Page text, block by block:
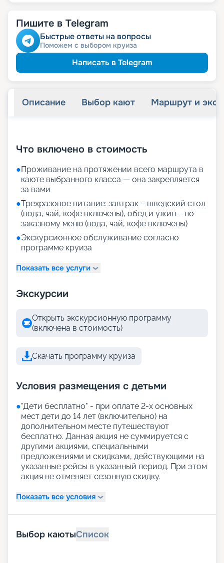
Пишите в Telegram
Быстрые ответы на вопросы
Поможем с выбором круиза
Написать в Telegram
Описание Выбор кают Маршрут и
Что включено в стоимость
●Проживание на протяжении всего маршрута в
каюте выбранного класса — она закрепляется
за вами
●Трехразовое питание: завтрак – шведский стол
(вода, чай, кофе включены), обед и ужин – по
заказному меню (вода, чай, кофе включены)
●Экскурсионное обслуживание согласно
программе круиза
Показать все услуги
Экскурсии
Открыть экскурсионную программу
(включена в стоимость)
Скачать программу круиза
Условия размещения с детьми
●"Дети бесплатно" - при оплате 2-х основных
мест дети до 14 лет (включительно) на
дополнительном месте путешествуют
бесплатно. Данная акция не суммируется с
другими акциями, специальными
предложениями и скидками, действующими на
указанные рейсы в указанный период. При этом
акция не отменяет сезонную скидку.
Показать все условия
Выбор каютыСписок